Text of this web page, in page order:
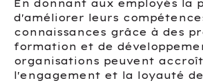
En donnant aux employés la
d'améliorer leurs
connaissances grâce à des
formation et de
organisations peuvent
l'engagement et la loyauté